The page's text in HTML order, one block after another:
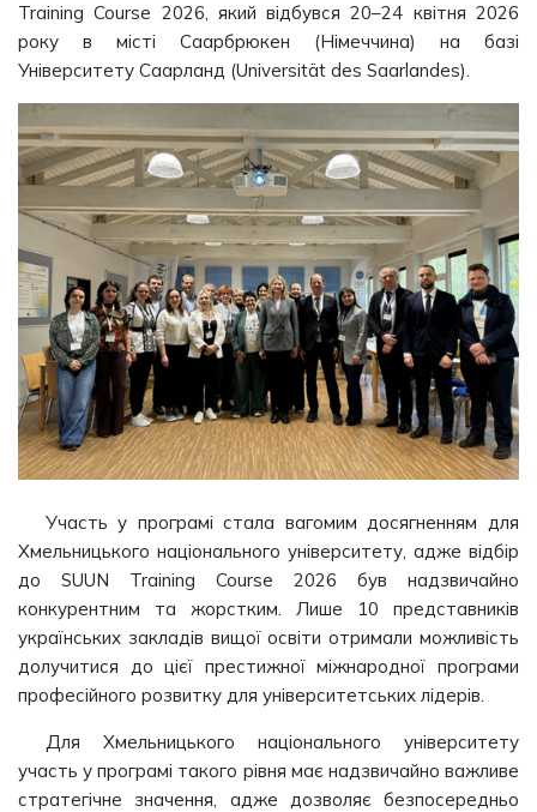
Training Course 2026, який відбувся 20–24 квітня 2026
року в місті Саарбрюкен (Німеччина) на базі
Університету Саарланд (Universität des Saarlandes).
Участь у програмі стала вагомим досягненням для
Хмельницького національного університету, адже відбір
до SUUN Training Course 2026 був надзвичайно
конкурентним та жорстким. Лише 10 представників
українських закладів вищої освіти отримали можливість
долучитися до цієї престижної міжнародної програми
професійного розвитку для університетських лідерів.
Для Хмельницького національного університету
участь у програмі такого рівня має надзвичайно важливе
стратегічне значення, адже дозволяє безпосередньо